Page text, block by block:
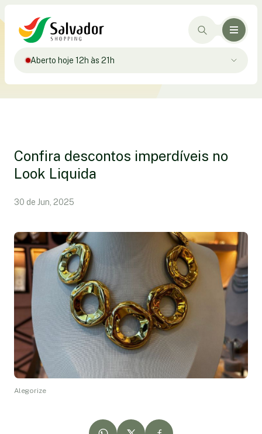
Aberto hoje 12h às 21h
Confira descontos imperdíveis no
Look Liquida
30 de Jun, 2025
Alegorize